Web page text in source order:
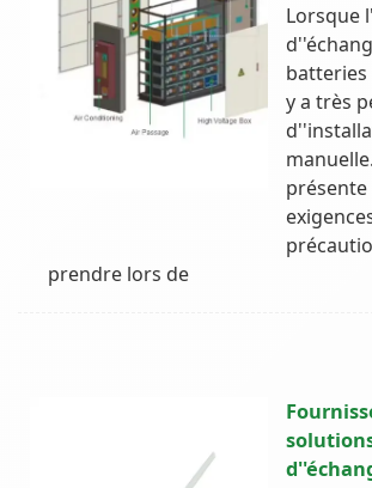
Lorsque
batteries
y a très
présente
prendre lors de